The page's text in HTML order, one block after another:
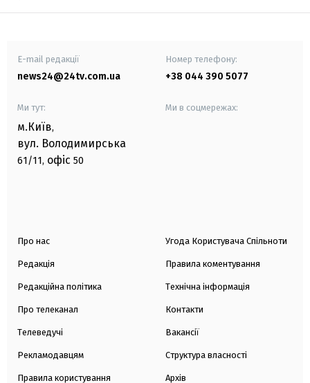
E-mail редакції
news24@24tv.com.ua
Номер телефону:
+38 044 390 5077
Ми тут:
м.Київ,
вул. Володимирська
61/11, офіс 50
Ми в соцмережах:
Про нас
Редакція
Редакційна політика
Про телеканал
Телеведучі
Рекламодавцям
Правила користування
Угода Користувача Спільноти
Правила коментування
Технічна інформація
Контакти
Вакансії
Структура власності
Архів